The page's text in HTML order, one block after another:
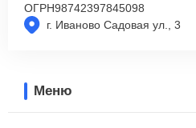
г. Иваново Садовая ул., 3
ОГРН98742397845098
Меню